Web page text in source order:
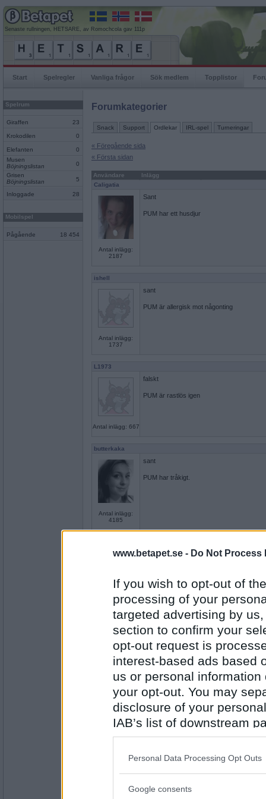
www.betapet.se - Do Not Process
If you wish to opt-out of
processing of your
targeted advertising by
section to confirm your
opt-out request is
interest-based ads based
us or personal
your opt-out. You may
disclosure of your
IAB’s list of downstream
also be disclosed by us
Downstream Participants
Please note that this
Personal Data Processing Opt Outs
Google consents
Senaste rullningen, HETSARE, av Romochcola gav 111p
Start Spelregler Vanliga frågor Sök medlem Topplistor
Spelrum
Giraffen 23
Krokodilen 0
Elefanten
0
Musen
Böjningslistan
0
Grisen
Böjningslistan
5
Inloggade 28
Mobilspel
Pågående 18 454
Forumkategorier
Snack Support Ordlekar IRL-spel Turneringar
« Föregående sida
« Första sidan
Användare
Inlägg
Caligatia
Antal inlägg:
2187
Sant
PUM har ett husdjur
ishell
Antal inlägg:
1737
sant
PUM är allergisk mot någonting
L1973
Antal inlägg: 667
falskt
PUM är rastlös igen
butterkaka
Antal inlägg:
4185
sant
PUM har tråkigt.
Antal inlägg:
4257
Falskt
VildaElisa
Antal inlägg: 526
Sant
PUM gillar stavgång.
- Ej medlem längre